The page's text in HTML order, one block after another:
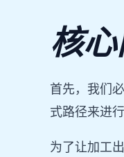
核
首先，我们
式路径来进行
为了让加工